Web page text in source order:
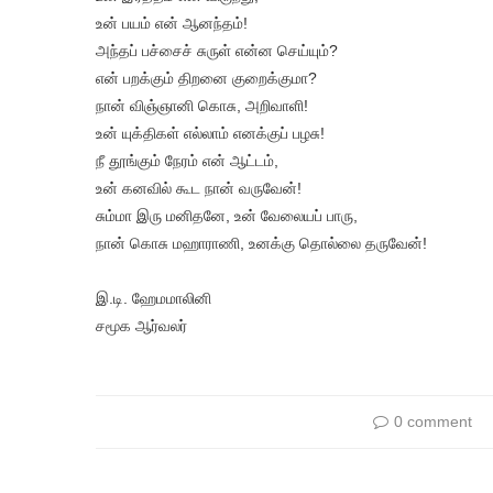
உன் பயம் என் ஆனந்தம்!
அந்தப் பச்சைச் சுருள் என்ன செய்யும்?
என் பறக்கும் திறனை குறைக்குமா?
நான் விஞ்ஞானி கொசு, அறிவாளி!
உன் யுக்திகள் எல்லாம் எனக்குப் பழசு!
நீ தூங்கும் நேரம் என் ஆட்டம்,
உன் கனவில் கூட நான் வருவேன்!
சும்மா இரு மனிதனே, உன் வேலையப் பாரு,
நான் கொசு மஹாராணி, உனக்கு தொல்லை தருவேன்!
இ.டி. ஹேமமாலினி
சமூக ஆர்வலர்
0 comment